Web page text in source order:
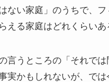
はない家庭」のうちで、
える家庭はどれくらいあ
言うところの「それでは
実かもしれないが、では